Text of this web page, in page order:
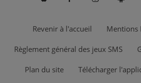
Revenir à l'accueil Mentions
Règlement général des jeux SMS
Plan du site Télécharger